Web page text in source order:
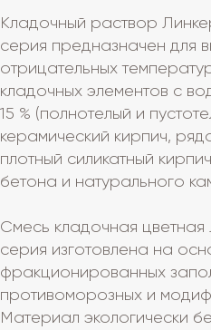
Кладочный раствор
серия предназначен для
отрицательных
кладочных элементов с
15 % (полнотелый и
керамический кирпич,
плотный силикатный
бетона и натурального
Смесь кладочная
серия изготовлена на
фракционированных
противоморозных и
Материал экологически